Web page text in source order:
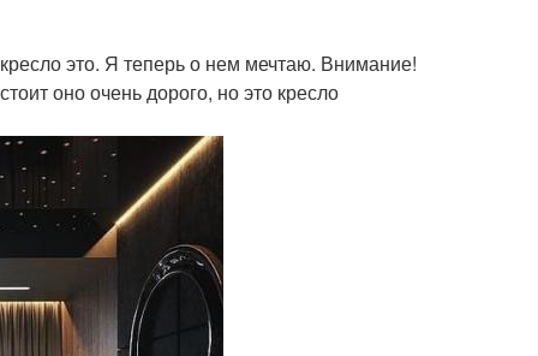
это. Я теперь о нем мечтаю. Внимание!
оно очень дорого, но это кресло